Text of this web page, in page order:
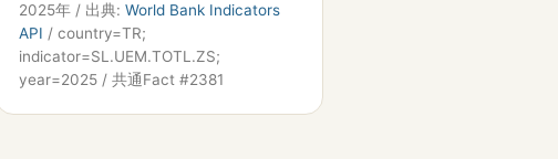
2025年 / 出典: World Bank Indicators
API / country=TR;
indicator=SL.UEM.TOTL.ZS;
year=2025 / 共通Fact #2381